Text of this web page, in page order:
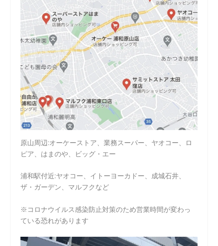
原山周辺:オーケーストア、業務スーパー、ヤオコー、ロ
ピア、はまのや、ビッグ・エー
浦和駅付近:ヤオコー、イトーヨーカドー、成城石井、
ザ・ガーデン、マルフクなど
※コロナウイルス感染防止対策のため営業時間が変わっ
ている恐れがあります